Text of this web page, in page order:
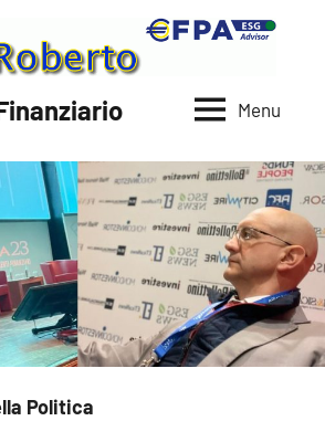
Menu
Politica